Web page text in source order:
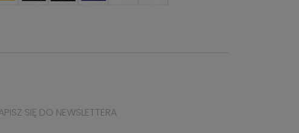
SIĘ DO NEWSLETTERA